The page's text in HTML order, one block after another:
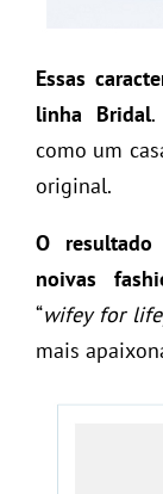
Essas
linha Bridal.
como um
original.
O
noivas
“wifey for
mais